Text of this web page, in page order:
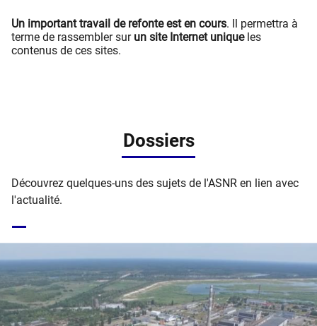
Un important travail de refonte est en cours. Il permettra à
terme de rassembler sur un site Internet uniqueles
contenus de ces sites.
Dossiers
Découvrez quelques-uns des sujets de l'ASNR en lien avec
l'actualité.